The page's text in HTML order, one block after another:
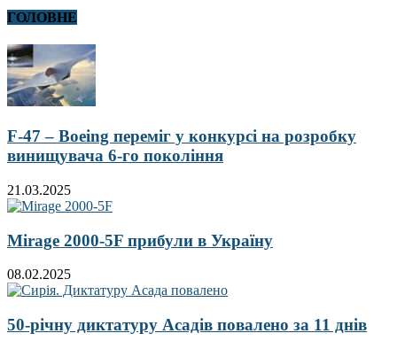
ГОЛОВНЕ
F-47 – Boeing переміг у конкурсі на розробку
винищувача 6-го покоління
21.03.2025
Mirage 2000-5F прибули в Україну
08.02.2025
50-річну диктатуру Асадів повалено за 11 днів